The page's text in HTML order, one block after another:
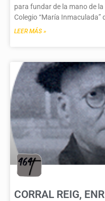
para fundar de la mano de
Colegio “María Inmaculada”
LEER MÁS »
CORRAL REIG,